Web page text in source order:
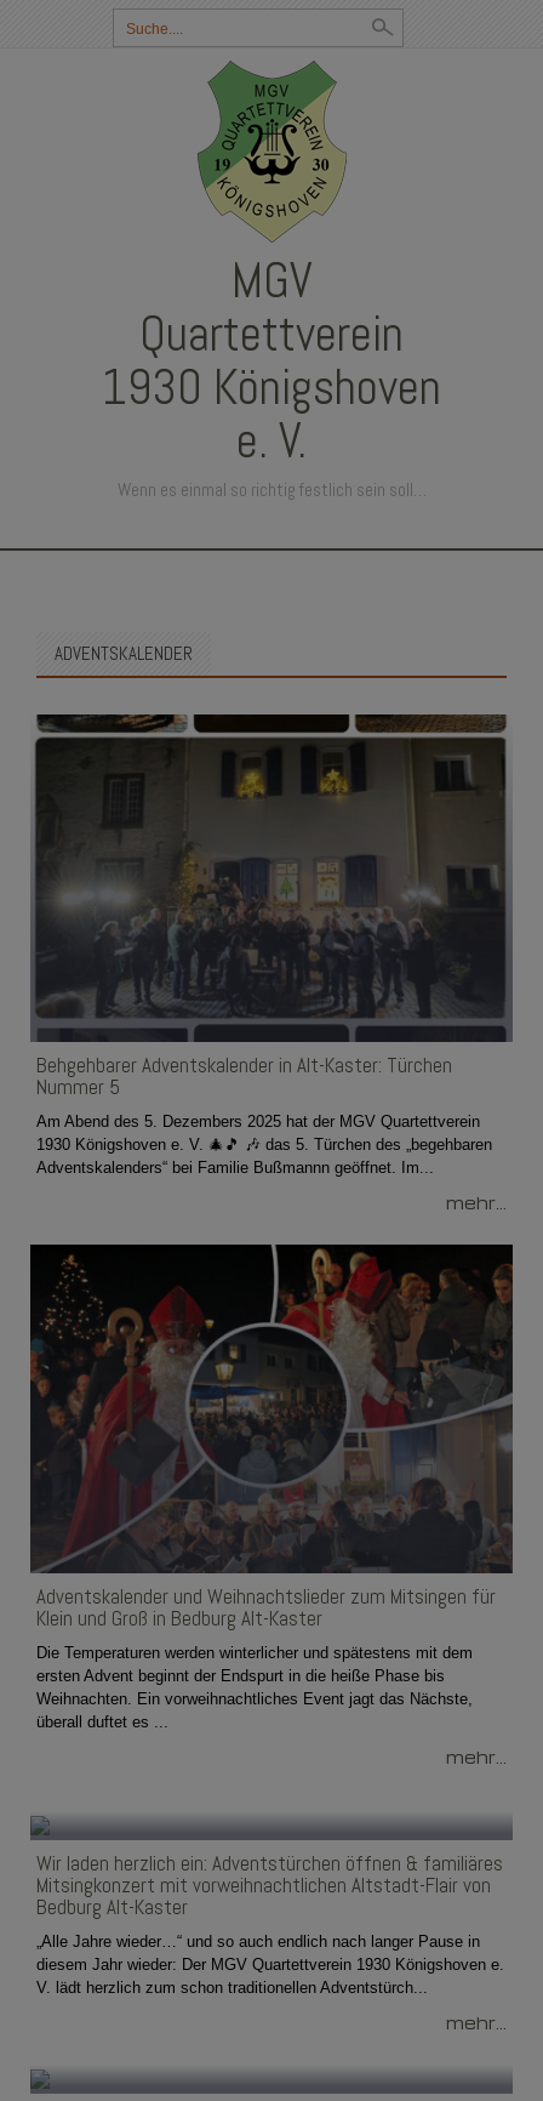
Suchbegriff
eingeben:
MGV
Quartettverein
1930 Königshoven
e. V.
Wenn es einmal so richtig festlich sein soll…
ADVENTSKALENDER
Behgehbarer Adventskalender in Alt-Kaster: Türchen
Nummer 5
Am Abend des 5. Dezembers 2025 hat der MGV Quartettverein
1930 Königshoven e. V. 🎄🎵 🎶 das 5. Türchen des „begehbaren
Adventskalenders“ bei Familie Bußmannn geöffnet. Im...
mehr...
Adventskalender und Weihnachtslieder zum Mitsingen für
Klein und Groß in Bedburg Alt-Kaster
Die Temperaturen werden winterlicher und spätestens mit dem
ersten Advent beginnt der Endspurt in die heiße Phase bis
Weihnachten. Ein vorweihnachtliches Event jagt das Nächste,
überall duftet es ...
mehr...
Wir laden herzlich ein: Adventstürchen öffnen & familiäres
Mitsingkonzert mit vorweihnachtlichen Altstadt-Flair von
Bedburg Alt-Kaster
„Alle Jahre wieder…“ und so auch endlich nach langer Pause in
diesem Jahr wieder: Der MGV Quartettverein 1930 Königshoven e.
V. lädt herzlich zum schon traditionellen Adventstürch...
mehr...